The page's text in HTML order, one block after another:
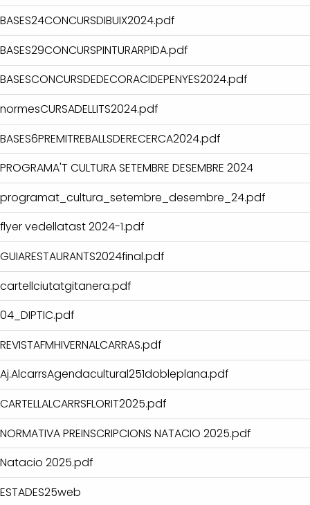
BASES24CONCURSDIBUIX2024.pdf
BASES29CONCURSPINTURARPIDA.pdf
BASESCONCURSDEDECORACIDEPENYES2024.pdf
normesCURSADELLITS2024.pdf
BASES6PREMITREBALLSDERECERCA2024.pdf
PROGRAMA'T CULTURA SETEMBRE DESEMBRE 2024
programat_cultura_setembre_desembre_24.pdf
flyer vedellatast 2024-1.pdf
GUIARESTAURANTS2024final.pdf
cartellciutatgitanera.pdf
04_DIPTIC.pdf
REVISTAFMHIVERNALCARRAS.pdf
Aj.AlcarrsAgendacultural251dobleplana.pdf
CARTELLALCARRSFLORIT2025.pdf
NORMATIVA PREINSCRIPCIONS NATACIO 2025.pdf
Natacio 2025.pdf
ESTADES25web